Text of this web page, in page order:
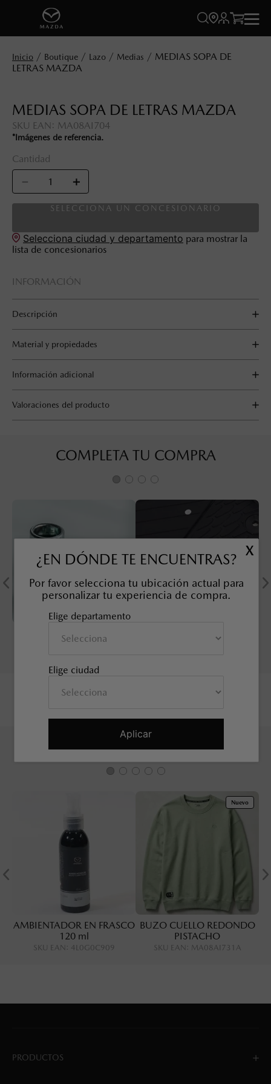

X
¿EN DÓNDE TE ENCUENTRAS?
Por favor selecciona tu ubicación actual para
personalizar tu experiencia de compra.
Elige departamento
Elige ciudad
Aplicar
 
Boutique Lazo Medias
MEDIAS SOPA DE
LETRAS MAZDA
MEDIAS SOPA DE LETRAS MAZDA
SKU EAN : MA08AI704
*Imágenes de referencia.
Cantidad
＋
－
SELECCIONA UN CONCESIONARIO
Selecciona ciudad y departamento para mostrar la
lista de concesionarios
INFORMACIÓN
Descripción
Material y propiedades
Información adicional
Valoraciones del producto
COMPLETA TU COMPRA
KIT TUERCAS DE
SEGURIDAD, 21 mm
TAMBIÉN TE PUEDE INTERESAR
AMBIENTADOR EN FRASCO
120 ml
SKU EAN : 4L0G0C909
Nuevo
BUZO CUELLO REDONDO
PISTACHO
SKU EAN : MA08AI731A
PRODUCTOS